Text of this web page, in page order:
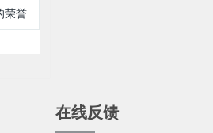
荣誉
在线反馈